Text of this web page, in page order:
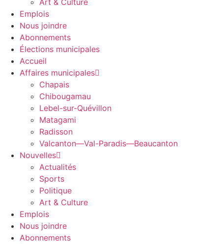
Art & Culture
Emplois
Nous joindre
Abonnements
Élections municipales
Accueil
Affaires municipales
Chapais
Chibougamau
Lebel-sur-Quévillon
Matagami
Radisson
Valcanton—Val-Paradis—Beaucanton
Nouvelles
Actualités
Sports
Politique
Art & Culture
Emplois
Nous joindre
Abonnements